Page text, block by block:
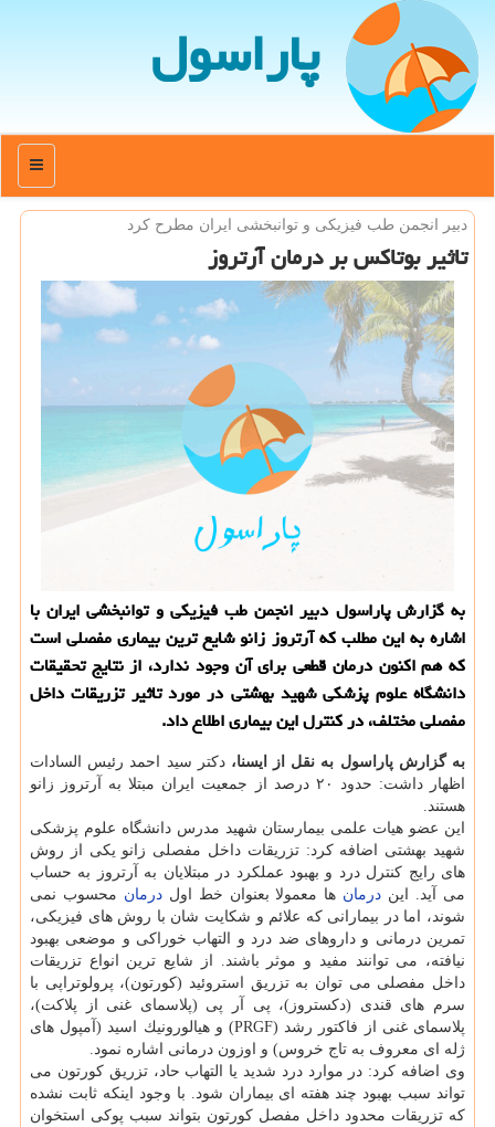
پاراسول
منو
دبیر انجمن طب فیزیكی و توانبخشی ایران مطرح كرد
تاثیر بوتاكس بر درمان آرتروز
به گزارش پاراسول دبیر انجمن طب فیزیكی و توانبخشی ایران با
اشاره به این مطلب كه آرتروز زانو شایع ترین بیماری مفصلی است
كه هم اكنون درمان قطعی برای آن وجود ندارد، از نتایج تحقیقات
دانشگاه علوم پزشكی شهید بهشتی در مورد تاثیر تزریقات داخل
مفصلی مختلف، در كنترل این بیماری اطلاع داد.
به گزارش پاراسول به نقل از ایسنا،دكتر سید احمد رئیس السادات
اظهار داشت: حدود ۲۰ درصد از جمعیت ایران مبتلا به آرتروز زانو
هستند.
این عضو هیات علمی بیمارستان شهید مدرس دانشگاه علوم پزشكی
شهید بهشتی اضافه كرد: تزریقات داخل مفصلی زانو یكی از روش
های رایج كنترل درد و بهبود عملكرد در مبتلایان به آرتروز به حساب
می آید. این درمان ها معمولا بعنوان خط اولدرمان محسوب نمی
شوند، اما در بیمارانی كه علائم و شكایت شان با روش های فیزیكی،
تمرین درمانی و داروهای ضد درد و التهاب خوراكی و موضعی بهبود
نیافته، می توانند مفید و موثر باشند. از شایع ترین انواع تزریقات
داخل مفصلی می توان به تزریق استروئید (كورتون)، پرولوتراپی با
سرم های قندی (دكستروز)، پی آر پی (پلاسمای غنی از پلاكت)،
پلاسمای غنی از فاكتور رشد (PRGF) و هیالورونیك اسید (آمپول های
ژله ای معروف به تاج خروس) و اوزون درمانی اشاره نمود.
وی اضافه كرد: در موارد درد شدید یا التهاب حاد، تزریق كورتون می
تواند سبب بهبود چند هفته ای بیماران شود. با وجود اینكه ثابت نشده
كه تزریقات محدود داخل مفصل كورتون بتواند سبب پوكی استخوان